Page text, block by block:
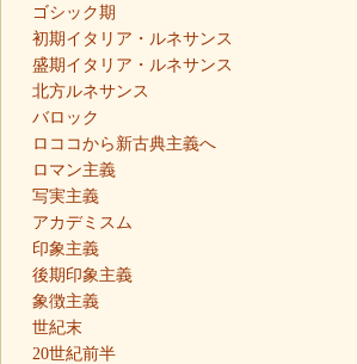
ゴシック期
初期イタリア・ルネサンス
盛期イタリア・ルネサンス
北方ルネサンス
バロック
ロココから新古典主義へ
ロマン主義
写実主義
アカデミスム
印象主義
後期印象主義
象徴主義
世紀末
20世紀前半